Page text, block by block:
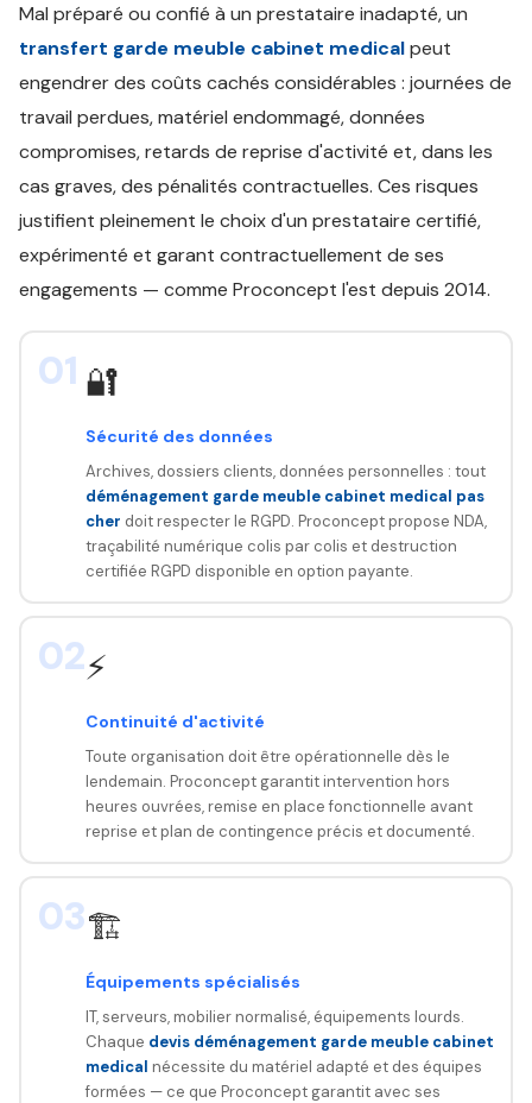
Mal préparé ou confié à un prestataire inadapté, un
transfert garde meuble cabinet medicalpeut
engendrer des coûts cachés considérables : journées de
travail perdues, matériel endommagé, données
compromises, retards de reprise d'activité et, dans les
cas graves, des pénalités contractuelles. Ces risques
justifient pleinement le choix d'un prestataire certifié,
expérimenté et garant contractuellement de ses
engagements — comme Proconcept l'est depuis 2014.
01 🔐
Sécurité des données
Archives, dossiers clients, données personnelles : tout
déménagement garde meuble cabinet medical pas
cher doit respecter le RGPD. Proconcept propose NDA,
traçabilité numérique colis par colis et destruction
certifiée RGPD disponible en option payante.
02⚡
Continuité d'activité
Toute organisation doit être opérationnelle dès le
lendemain. Proconcept garantit intervention hors
heures ouvrées, remise en place fonctionnelle avant
reprise et plan de contingence précis et documenté.
03🏗️
Équipements spécialisés
IT, serveurs, mobilier normalisé, équipements lourds.
Chaque devis déménagement garde meuble cabinet
medical nécessite du matériel adapté et des équipes
formées — ce que Proconcept garantit avec ses